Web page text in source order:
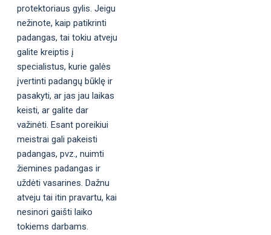
protektoriaus gylis. Jeigu
nežinote, kaip patikrinti
padangas, tai tokiu atveju
galite kreiptis į
specialistus, kurie galės
įvertinti padangų būklę ir
pasakyti, ar jas jau laikas
keisti, ar galite dar
važinėti. Esant poreikiui
meistrai gali pakeisti
padangas, pvz., nuimti
žiemines padangas ir
uždėti vasarines. Dažnu
atveju tai itin pravartu, kai
nesinori gaišti laiko
tokiems darbams.